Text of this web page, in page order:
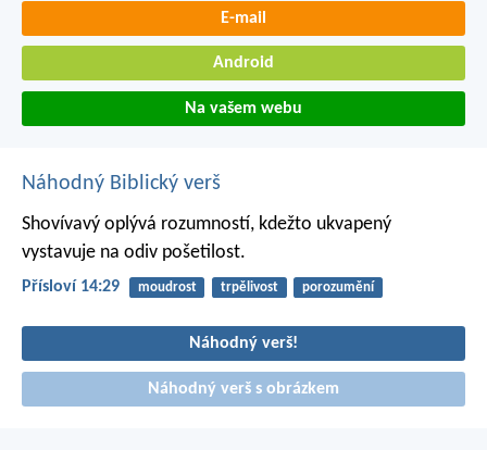
E-mail
Android
Na vašem webu
Náhodný Biblický verš
Shovívavý oplývá rozumností, kdežto ukvapený
vystavuje na odiv pošetilost.
Přísloví 14:29 moudrost trpělivost porozumění
Náhodný verš!
Náhodný verš s obrázkem